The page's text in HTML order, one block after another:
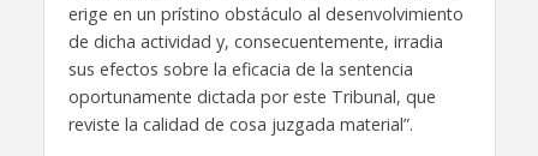
erige en un prístino obstáculo al desenvolvimiento
de dicha actividad y, consecuentemente, irradia
sus efectos sobre la eficacia de la sentencia
oportunamente dictada por este Tribunal, que
reviste la calidad de cosa juzgada material”.